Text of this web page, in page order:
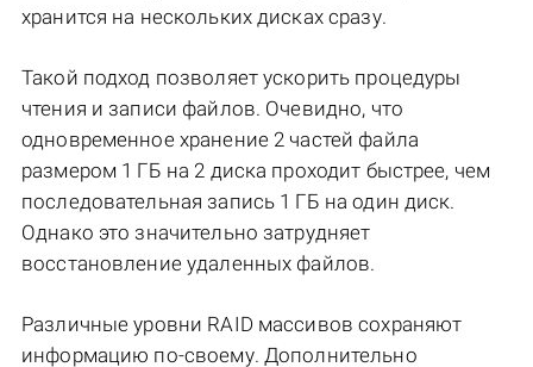
хранится на нескольких дисках сразу.
Такой подход позволяет ускорить процедуры
чтения и записи файлов. Очевидно, что
одновременное хранение 2 частей файла
размером 1 ГБ на 2 диска проходит быстрее, чем
последовательная запись 1 ГБ на один диск.
Однако это значительно затрудняет
восстановление удаленных файлов.
Различные уровни RAID массивов сохраняют
информацию по-своему. Дополнительно